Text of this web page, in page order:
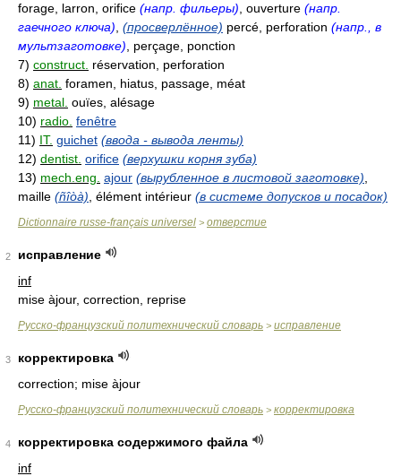
forage, larron, orifice (напр. фильеры) , ouverture (напр.
гаечного ключа) (просверлённое) percé, perforation (напр., в
мультзаготовке) , perçage, ponction
7) construct. réservation, perforation
8) anat. foramen, hiatus, passage, méat
9) metal. ouïes, alésage
10) radio. fenêtre
11) IT. guichet (ввода - вывода ленты)
12) dentist. orifice (верхушки корня зуба)
13) mech.eng. ajour (вырубленное в листовой заготовке)
maille (ñîòà) , élément intérieur (в системе допусков и посадок)
Dictionnaire russe-français universel > отверстие
2
исправление
inf
mise àjour, correction, reprise
Русско-французский политехнический словарь > исправление
3
корректировка
correction; mise àjour
Русско-французский политехнический словарь > корректировка
4
корректировка содержимого файла
inf